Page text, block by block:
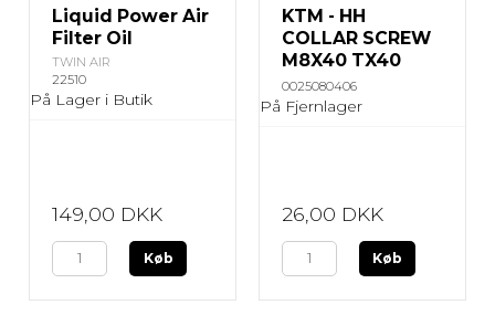
Liquid Power Air
Filter Oil
TWIN AIR
22510
På Lager i Butik
149,00 DKK
Køb
KTM - HH
COLLAR SCREW
M8X40 TX40
0025080406
På Fjernlager
26,00 DKK
Køb